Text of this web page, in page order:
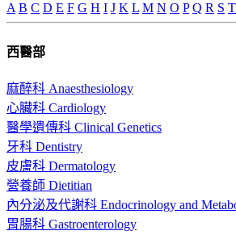
A B C D E F G H I J K L M N O P Q R S T
西醫部
麻醉科 Anaesthesiology
心臟科 Cardiology
醫學遺傳科 Clinical Genetics
牙科 Dentistry
皮膚科 Dermatology
營養師 Dietitian
內分泌及代謝科 Endocrinology and
胃腸科 Gastroenterology